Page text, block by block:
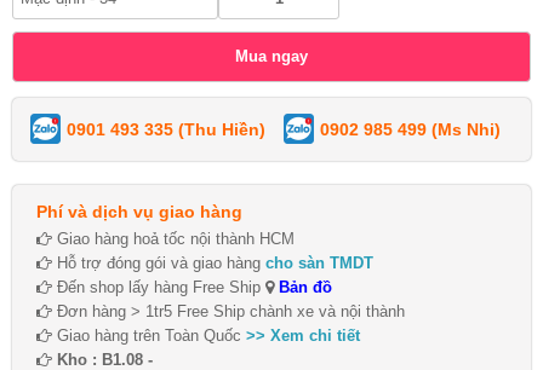
0901 493 335 (Thu Hiền) 0902 985 499 (Ms Nhi)
Phí và dịch vụ giao hàng
Giao hàng hoả tốc nội thành HCM
Hỗ trợ đóng gói và giao hàng cho sàn TMDT
Đến shop lấy hàng Free Ship
Bản đồ
Đơn hàng > 1tr5 Free Ship chành xe và nội thành
Giao hàng trên Toàn Quốc >> Xem chi tiết
Kho : B1.08 -